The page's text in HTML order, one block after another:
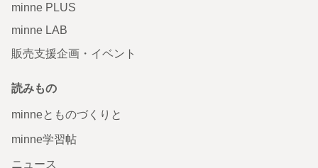
minne PLUS
minne LAB
販売支援企画・イベント
読みもの
minneとものづくりと
minne学習帖
ニュース